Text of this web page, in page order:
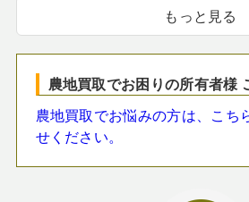
もっと見る
農地買取でお困りの所有者様
農地買取でお悩みの方は、こち
せください。